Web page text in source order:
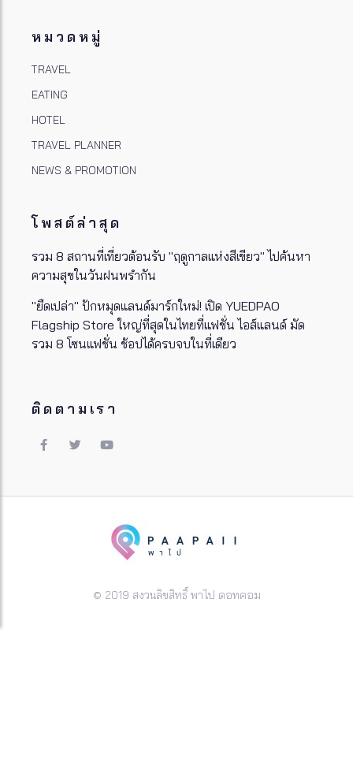
หมวดหมู่
TRAVEL
EATING
HOTEL
TRAVEL PLANNER
NEWS & PROMOTION
โพสต์ล่าสุด
รวม 8 สถานที่เที่ยวต้อนรับ "ฤดูกาลแห่งสีเขียว" ไปค้นหา
ความสุขในวันฝนพรำกัน
"ยืดเปล่า" ปักหมุดแลนด์มาร์กใหม่! เปิด YUEDPAO
Flagship Store ใหญ่ที่สุดในไทยที่แฟชั่น ไอส์แลนด์ มัด
รวม 8 โซนแฟชั่น ช้อปได้ครบจบในที่เดียว
ติดตามเรา
© 2019 สงวนลิขสิทธิ์ พาไป ดอทคอม